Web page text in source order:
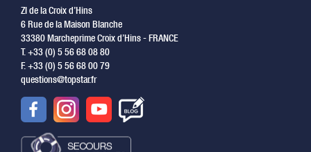
ZI de la Croix d’Hins
6 Rue de la Maison Blanche
33380 Marcheprime Croix d’Hins - FRANCE
T. +33 (0) 5 56 68 08 80
F. +33 (0) 5 56 68 00 79
questions@topstar.fr